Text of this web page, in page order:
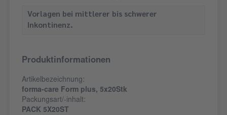
Vorlagen bei mittlerer bis schwerer
Inkontinenz.
Produktinformationen
Artikelbezeichnung:
forma-care Form plus, 5x20Stk
Packungsart/-inhalt:
PACK 5X20ST